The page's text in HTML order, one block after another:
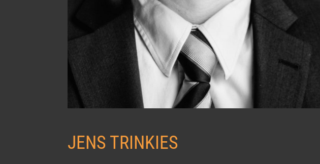
JENS TRINKIES